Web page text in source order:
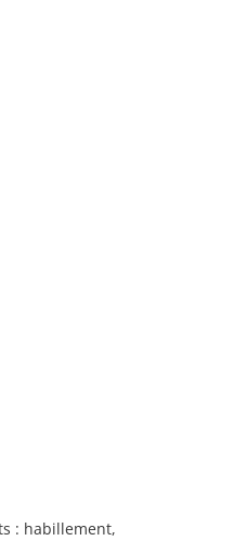
: habillement,